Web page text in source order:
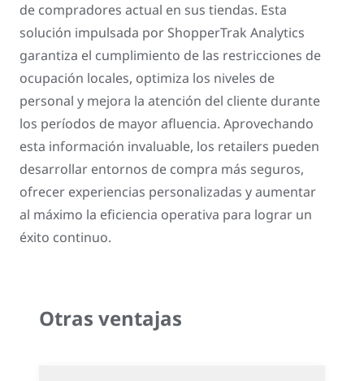
de compradores actual en sus tiendas. Esta
solución impulsada por ShopperTrak Analytics
garantiza el cumplimiento de las restricciones de
ocupación locales, optimiza los niveles de
personal y mejora la atención del cliente durante
los períodos de mayor afluencia. Aprovechando
esta información invaluable, los retailers pueden
desarrollar entornos de compra más seguros,
ofrecer experiencias personalizadas y aumentar
al máximo la eficiencia operativa para lograr un
éxito continuo.
Otras ventajas